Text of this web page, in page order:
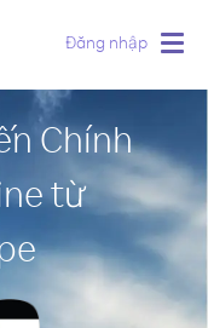
Đăng nhập
Chính
từ